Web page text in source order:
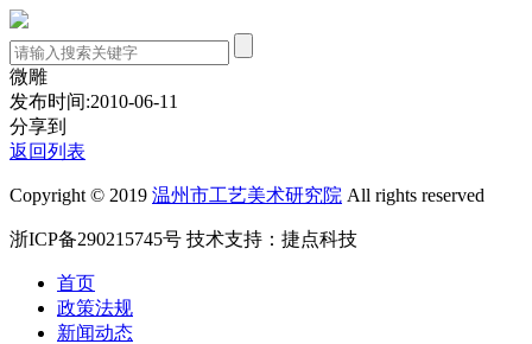
微雕
发布时间:2010-06-11
分享到
返回列表
Copyright © 2019 温州市工艺美术研究院 All rights reserved
浙ICP备290215745号 技术支持： 捷点科技
首页
政策法规
新闻动态